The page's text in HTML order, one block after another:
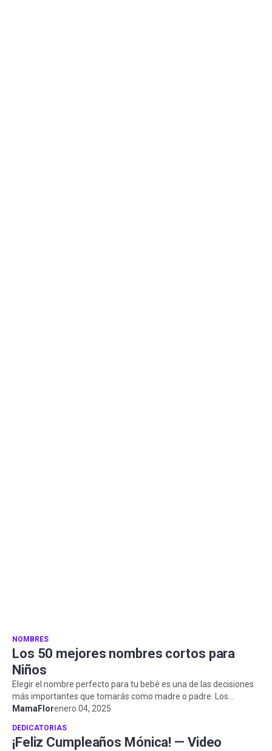
NOMBRES
Los 50 mejores nombres cortos para
Niños
Elegir el nombre perfecto para tu bebé es una de las decisiones
más importantes que tomarás como madre o padre. Los
nombres cortos para n...
MamaFlorenero 04, 2025
DEDICATORIAS
¡Feliz Cumpleaños Mónica! — Video